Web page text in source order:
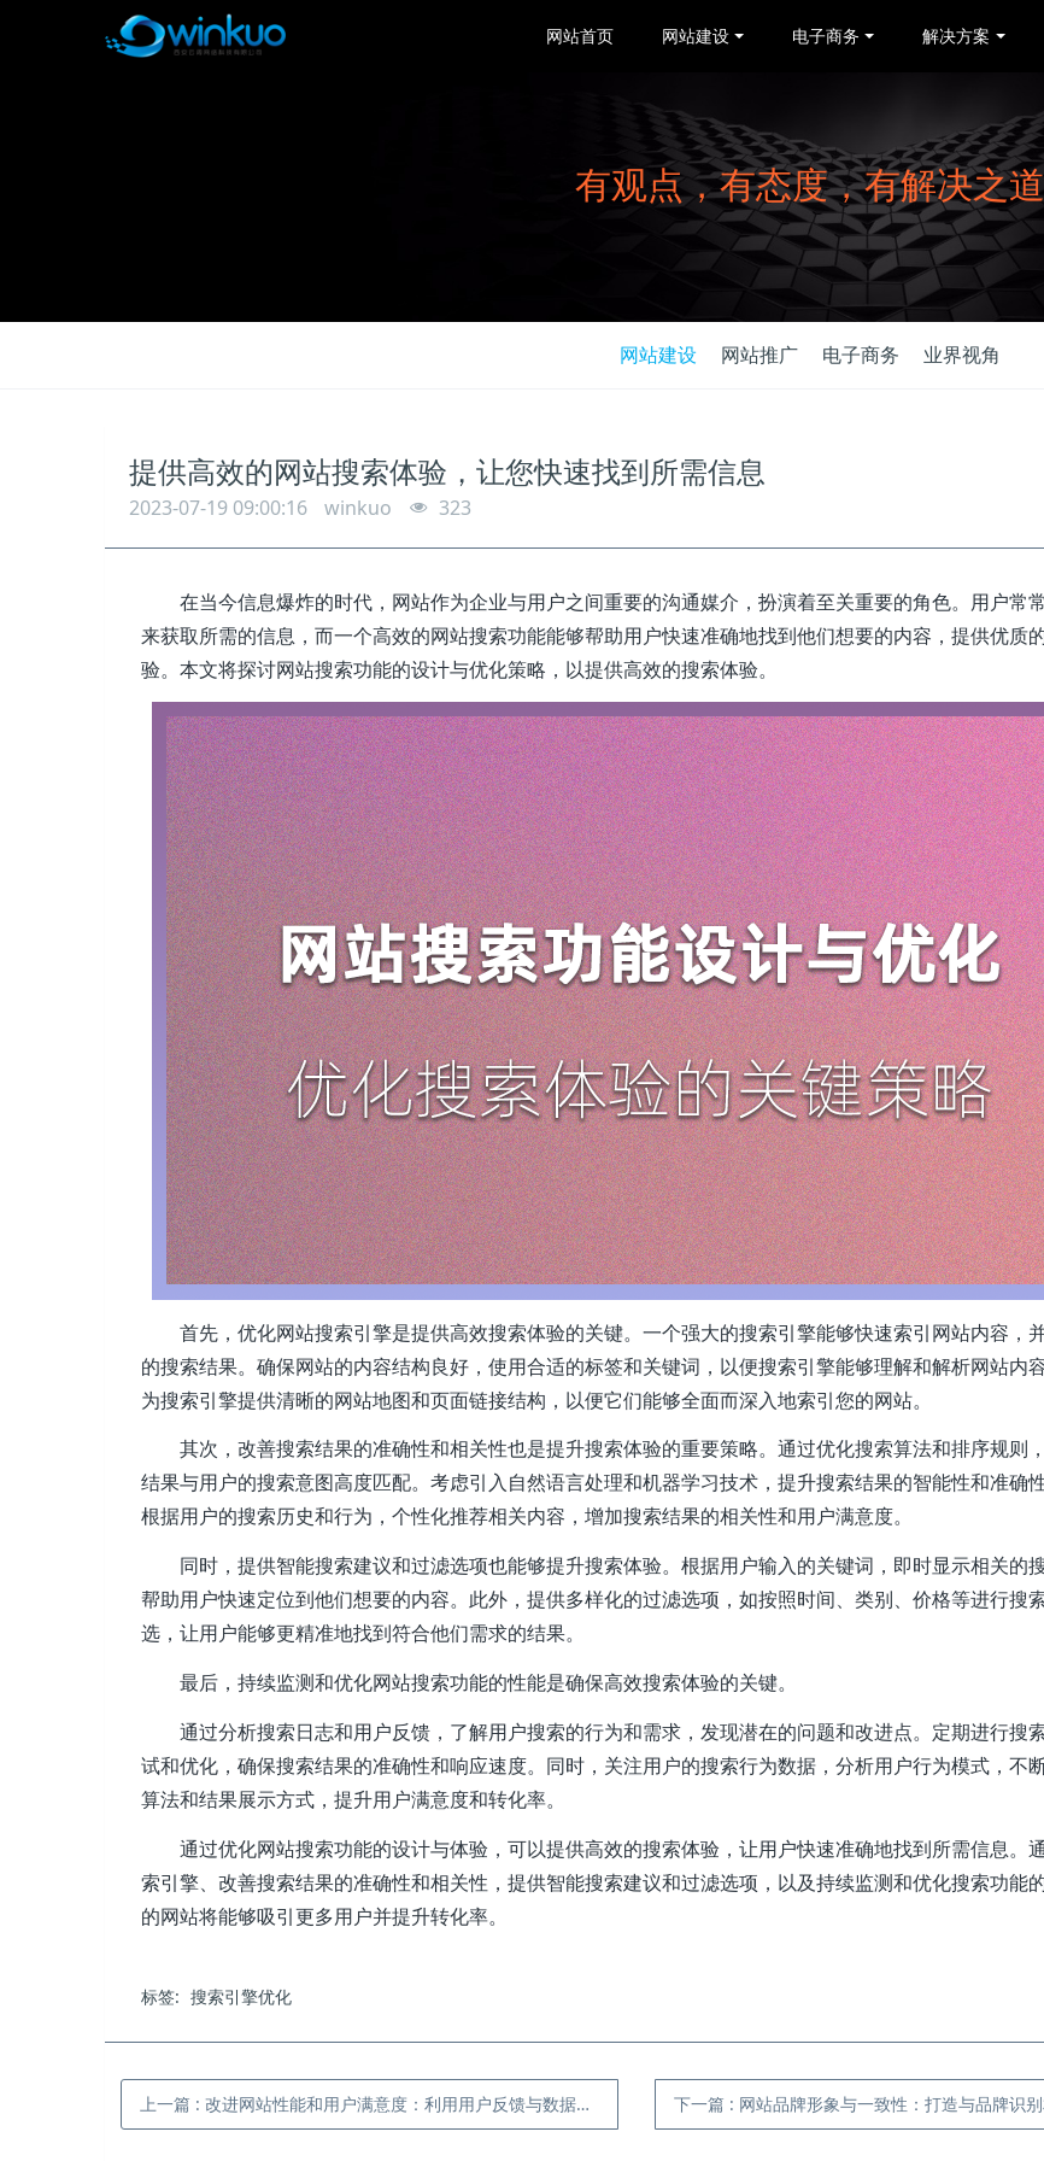
网站首页 网站建设 电子商务 解决方案
有观点，有态度，有解决之道
网站建设 网站推广 电子商务 业界视角
提供高效的网站搜索体验，让您快速找到所需信息
2023-07-19 09:00:16 winkuo 323
在当今信息爆炸的时代，网站作为企业与用户之间重要的沟通媒介，扮演着至关重要的角色。用户常
来获取所需的信息，而一个高效的网站搜索功能能够帮助用户快速准确地找到他们想要的内容，提供优质
验。本文将探讨网站搜索功能的设计与优化策略，以提供高效的搜索体验。
首先，优化网站搜索引擎是提供高效搜索体验的关键。一个强大的搜索引擎能够快速索引网站内容，
的搜索结果。确保网站的内容结构良好，使用合适的标签和关键词，以便搜索引擎能够理解和解析网站内
为搜索引擎提供清晰的网站地图和页面链接结构，以便它们能够全面而深入地索引您的网站。
其次，改善搜索结果的准确性和相关性也是提升搜索体验的重要策略。通过优化搜索算法和排序规则
结果与用户的搜索意图高度匹配。考虑引入自然语言处理和机器学习技术，提升搜索结果的智能性和准确
根据用户的搜索历史和行为，个性化推荐相关内容，增加搜索结果的相关性和用户满意度。
同时，提供智能搜索建议和过滤选项也能够提升搜索体验。根据用户输入的关键词，即时显示相关的
帮助用户快速定位到他们想要的内容。此外，提供多样化的过滤选项，如按照时间、类别、价格等进行搜
选，让用户能够更精准地找到符合他们需求的结果。
最后，持续监测和优化网站搜索功能的性能是确保高效搜索体验的关键。
通过分析搜索日志和用户反馈，了解用户搜索的行为和需求，发现潜在的问题和改进点。定期进行搜
试和优化，确保搜索结果的准确性和响应速度。同时，关注用户的搜索行为数据，分析用户行为模式，不
算法和结果展示方式，提升用户满意度和转化率。
通过优化网站搜索功能的设计与体验，可以提供高效的搜索体验，让用户快速准确地找到所需信息。
索引擎、改善搜索结果的准确性和相关性，提供智能搜索建议和过滤选项，以及持续监测和优化搜索功能
的网站将能够吸引更多用户并提升转化率。
标签: 搜索引擎优化
上一篇 :改进网站性能和用户满意度：利用用户反馈与数据分析 下一篇 : 网站品牌形象与一致性：打造与品牌识